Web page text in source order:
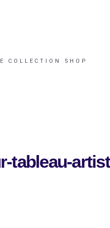
COLLECTION SHOP
tableau-